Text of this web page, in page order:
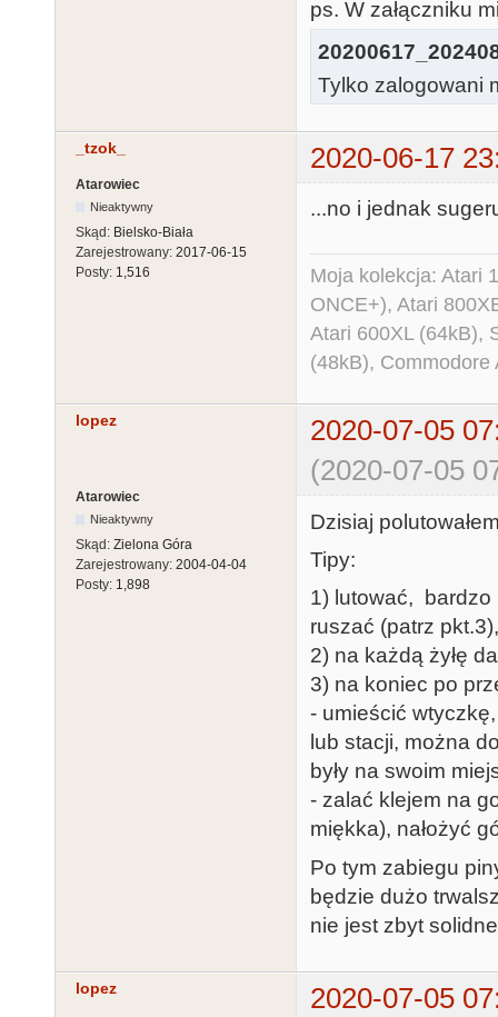
ps. W załączniku
Tylko zalogowani
_tzok_ 2020-06-17
Atarowiec
Nieaktywny
Skąd: Bielsko-Biała
Zarejestrowany: 2017-06-15
Posty: 1,516
...no i jednak
Moja kolekcja: Atari
ONCE+), Atari
Atari 600XL (64kB),
(48kB),
lopez
2020-07-05
(2020-07-05
Atarowiec
Nieaktywny
Skąd: Zielona Góra
Zarejestrowany: 2004-04-04
Posty: 1,898
Dzisiaj
Tipy:
1) lutować, bardzo
ruszać (patrz pkt.3),
2) na każdą żyłę
3) na koniec po
- umieścić
lub stacji, można
były na swoim
- zalać klejem na
miękka), nałożyć
Po tym zabiegu
będzie dużo
nie jest zbyt
lopez
2020-07-05